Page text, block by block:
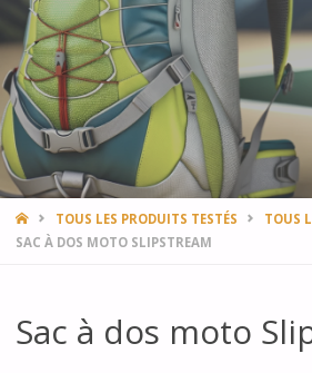
HOMETOUS LES PRODUITS TESTÉS
TOUS
SAC À DOS MOTO SLIPSTREAM
Sac à dos moto